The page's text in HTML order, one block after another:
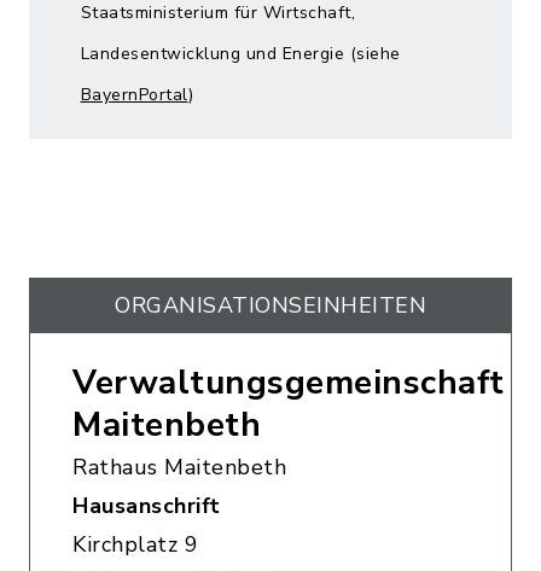
Staatsministerium für Wirtschaft,
Landesentwicklung und Energie (siehe
BayernPortal)
ORGANISATIONS­EINHEITEN
Verwaltungsgemeinschaft
Maitenbeth
Rathaus Maitenbeth
Hausanschrift
Kirchplatz 9